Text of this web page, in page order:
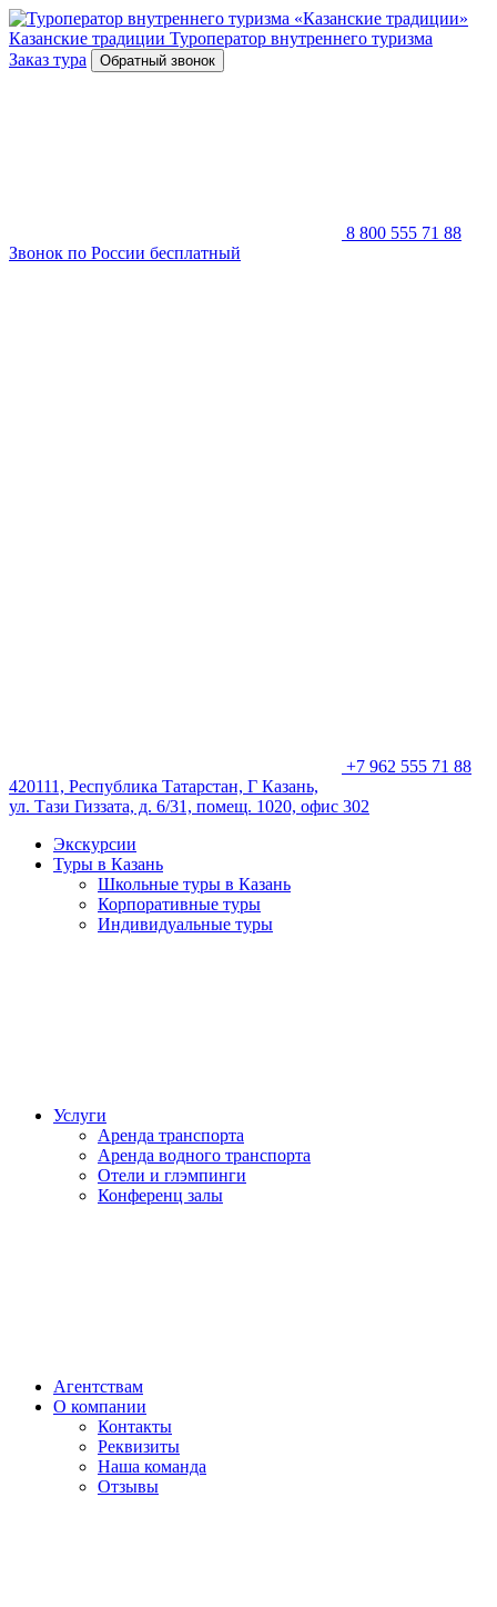
Казанские традиции Туроператор внутреннего туризма
Заказ тура
Обратный звонок
8 800 555 71 88
Звонок по России бесплатный
+7 962 555 71 88
420111, Республика Татарстан, Г Казань,
ул. Тази Гиззата, д. 6/31, помещ. 1020, офис 302
Экскурсии
Туры в Казань
Школьные туры в Казань
Корпоративные туры
Индивидуальные туры
Услуги
Аренда транспорта
Аренда водного транспорта
Отели и глэмпинги
Конференц залы
Агентствам
О компании
Контакты
Реквизиты
Наша команда
Отзывы